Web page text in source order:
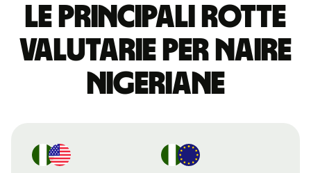
Le principali rotte
valutarie per naire
nigeriane